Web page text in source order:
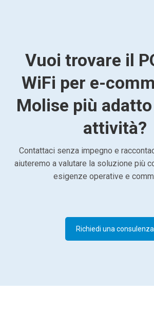
Vuoi trovare il
WiFi per e-
Molise più
attività?
Contattaci senza impegno e
aiuteremo a valutare la soluzione più
esigenze operative e
Richiedi una consulenza